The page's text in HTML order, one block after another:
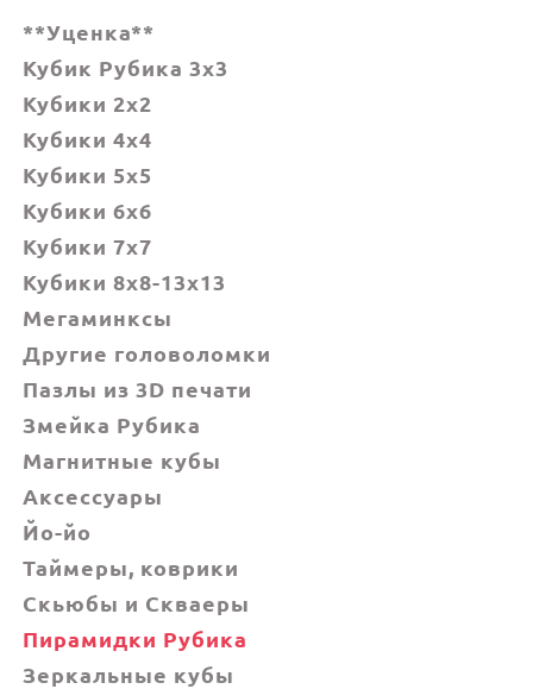
**Уценка**
Кубик Рубика 3x3
Кубики 2x2
Кубики 4x4
Кубики 5x5
Кубики 6х6
Кубики 7х7
Кубики 8x8-13x13
Мегаминксы
Другие головоломки
Пазлы из 3D печати
Змейка Рубика
Магнитные кубы
Аксессуары
Йо-йо
Таймеры, коврики
Скьюбы и Скваеры
Пирамидки Рубика
Зеркальные кубы